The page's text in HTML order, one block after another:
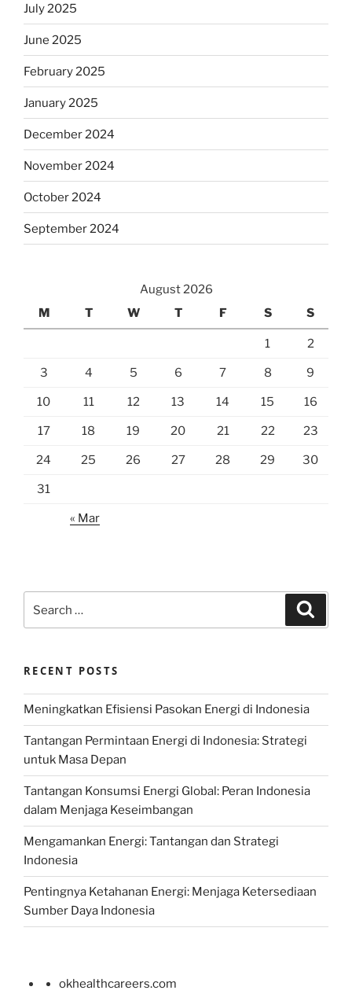
July 2025
June 2025
February 2025
January 2025
December 2024
November 2024
October 2024
September 2024
August 2026
M
T W T F S S
1 2
3 4 5 6 7 8 9
10 11 12 13 14 15 16
17 18 19 20 21 22 23
24 25 26 27 28 29 30
31
« Mar
for:
RECENT POSTS
Meningkatkan Efisiensi Pasokan Energi di Indonesia
Tantangan Permintaan Energi di Indonesia: Strategi
untuk Masa Depan
Tantangan Konsumsi Energi Global: Peran Indonesia
dalam Menjaga Keseimbangan
Mengamankan Energi: Tantangan dan Strategi
Indonesia
Pentingnya Ketahanan Energi: Menjaga Ketersediaan
Sumber Daya Indonesia
okhealthcareers.com